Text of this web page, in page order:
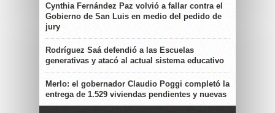
Cynthia Fernández Paz volvió a fallar contra el
Gobierno de San Luis en medio del pedido de
jury
Rodríguez Saá defendió a las Escuelas
generativas y atacó al actual sistema educativo
Merlo: el gobernador Claudio Poggi completó la
entrega de 1.529 viviendas pendientes y nuevas